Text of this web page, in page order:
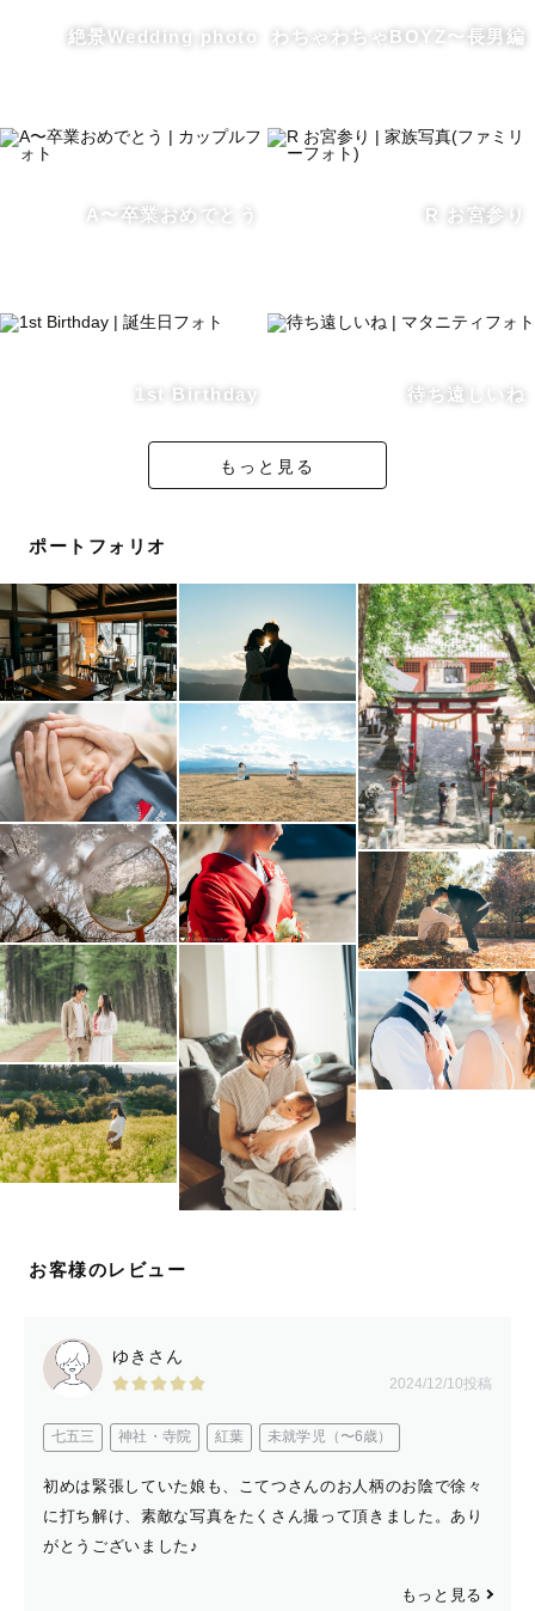
写真で人生が少しでも豊かになるような、そんな写真を撮
【こてつってどんな人？】
・高校まで野球部⚾️
長野在住なので基本的には長野県での撮影になります。
長野市から距離がある場合、交通費のご相談をさせていた
だく場合がございます。
また、県外の交通費に関しては事前のご相談も承ります。
【さいごに】
・あなたが写真を残す理由は何ですか？
大切な人との思い出、家族の誕生日、人生の節目に…
それぞれ理由はあります。
その時の瞬間を忘れたくないから、
振り返った時にその時の気持ちを忘れたくないから写真に
残すものだと僕は思っています😌
おじいちゃんっ子だった僕は、
今でもツーショット写真を見返して
愛されていたなと感じています。
このように写真で心豊かになれるような瞬間を残せるよう
に一生懸命に撮らせて頂きます！
最後まで読んでいただきありがとうございました。
絶景Wedding photo わちゃわちゃBOYZ〜長男編
A〜卒業おめでとう R お宮参り
1st Birthday 待ち遠しいね
もっと見る
ポートフォリオ
お客様のレビュー
ゆきさん
2024/12/10投稿
七五三 神社・寺院 紅葉 未就学児（〜6歳）
初めは緊張していた娘も、こてつさんのお人柄のお陰で徐々
に打ち解け、素敵な写真をたくさん撮って頂きました。あり
がとうございました♪
もっと見る